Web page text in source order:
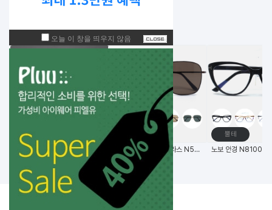
고글
비츠로만 14G초경량 편광 변색 스포츠고글 (한국생산) 노보 선글라스 N5006 58사이즈 메탈 사각 선글라스
뿔테